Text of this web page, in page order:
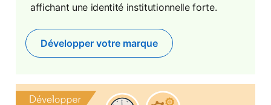
affichant une identité institutionnelle forte.
Développer votre marque